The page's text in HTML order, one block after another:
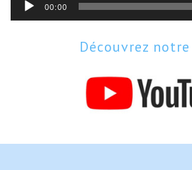
00:00
Découvrez